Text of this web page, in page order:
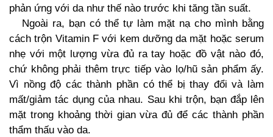
phản ứng với da như thế nào trước khi tăng tần suất.
Ngoài ra, bạn có thể tự làm mặt nạ cho mình bằng
cách trộn Vitamin F với kem dưỡng da mặt hoặc serum
nhẹ với một lượng vừa đủ ra tay hoặc đồ vật nào đó,
chứ không phải thêm trực tiếp vào lọ/hũ sản phẩm ấy.
Vì nồng độ các thành phần có thể bị thay đổi và làm
mất/giảm tác dụng của nhau. Sau khi trộn, bạn đắp lên
mặt trong khoảng thời gian vừa đủ để các thành phần
thẩm thấu vào da.